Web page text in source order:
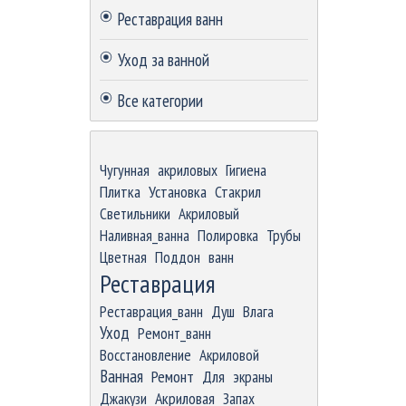
Реставрация ванн
Уход за ванной
Все категории
Чугунная акриловых Гигиена
Плитка Установка Стакрил
Светильники Акриловый
Наливная_ванна Полировка Трубы
Цветная Поддон ванн
Реставрация
Реставрация_ванн Душ Влага
Уход Ремонт_ванн
Восстановление Акриловой
Ванная Ремонт Для экраны
Джакузи Акриловая Запах